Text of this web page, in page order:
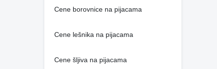
Cene borovnice na pijacama
Cene lešnika na pijacama
Cene šljiva na pijacama